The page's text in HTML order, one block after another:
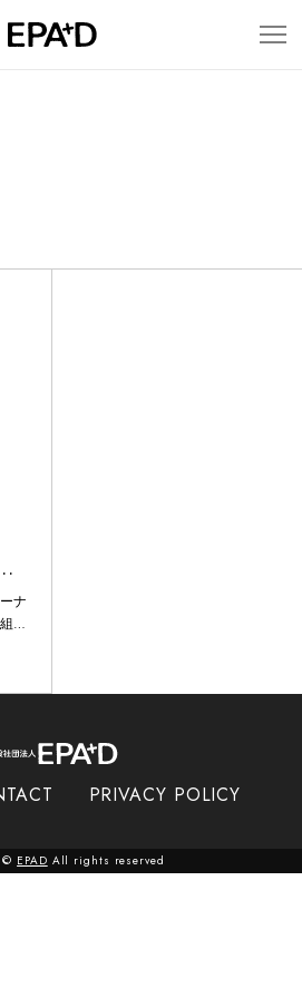
ナ
。
虎
ク
に
一
PRIVACY POLICY
© EPAD All rights reserved